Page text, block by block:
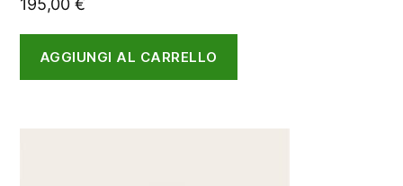
195,00 €
AGGIUNGI AL CARRELLO